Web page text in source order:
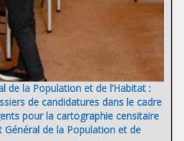
de la Population et de l’Habitat :
de candidatures dans le cadre
pour la cartographie censitaire
Général de la Population et de